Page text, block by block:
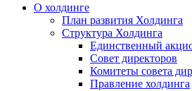
О холдинге
План развития Холдинга
Структура Холдинга
Единственный
Совет директоров
Комитеты совета
Правление холдинга